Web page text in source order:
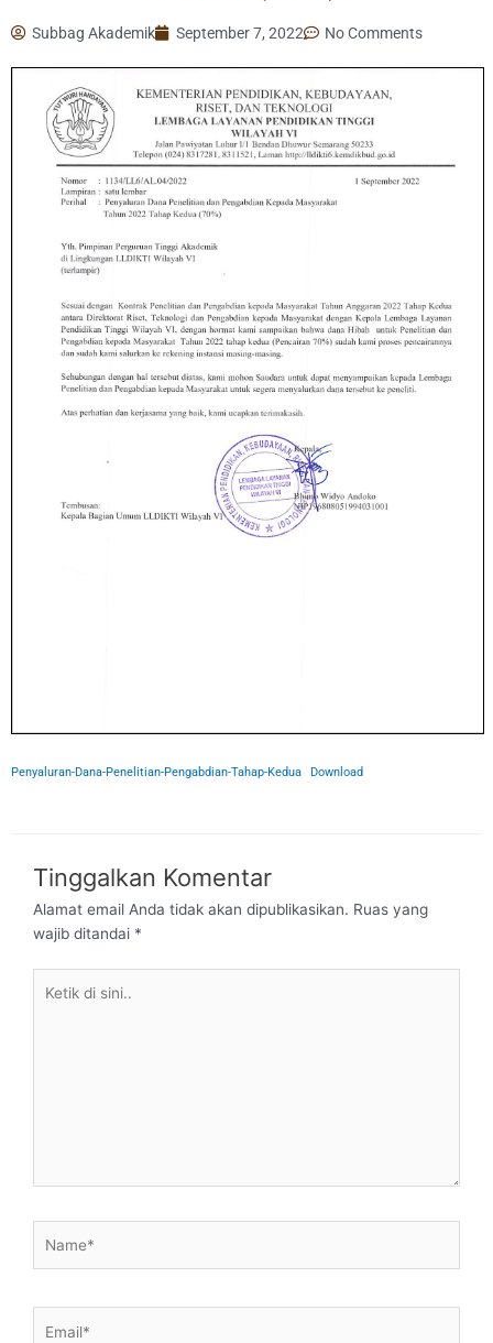
Subbag Akademik September 7, 2022 No Comments
Penyaluran-Dana-Penelitian-Pengabdian-Tahap-Kedua Download
Tinggalkan Komentar
Alamat email Anda tidak akan dipublikasikan. Ruas yang
wajib ditandai *